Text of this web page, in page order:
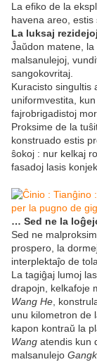
La efiko de la
havena areo, estis
La luksaj
Ĵaŭdon matene,
malsanulejoj,
sangokovritaj.
Kuracisto singultis
uniformvestita,
fajrobrigadistoj
Proksime de la
konstruado estis
ŝokoj : nur kelkaj
fasadoj lasis
… Sed ne la
Sed ne
prospero, la
interplektaĵo de
La tagiĝaj lumoj
drapojn, kelkafoje
Wang He ,
unu kilometron de
kapon kontraŭ la
Wang atendis kun
malsanulejo